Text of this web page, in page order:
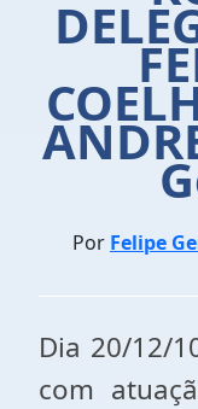
Por Felipe
Dia 20/12/
com